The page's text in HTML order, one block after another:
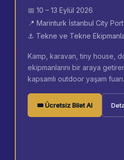
📅 10 – 13 Eylül 2026
📍 Marinturk İstanbul City Port
⚓ Tekne ve Tekne
Kamp, karavan, tiny house,
ekipmanlarını bir araya
kapsamlı outdoor yaşam fuarı.
🎟 Ücretsiz Bilet Al